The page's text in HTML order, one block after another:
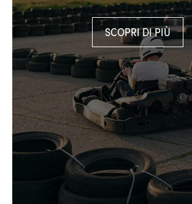
SCOPRI DI PIÙ